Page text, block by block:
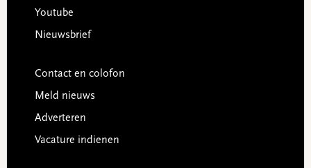
Youtube
Nieuwsbrief
Contact en colofon
Meld nieuws
Adverteren
Vacature indienen